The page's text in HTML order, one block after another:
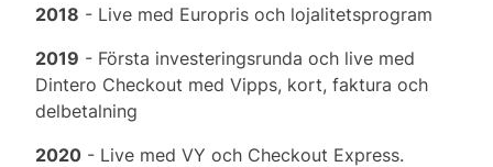
2018 - Live med Europris och lojalitetsprogram
2019 - Första investeringsrunda och live med
Dintero Checkout med Vipps, kort, faktura och
delbetalning
2020 - Live med VY och Checkout Express.